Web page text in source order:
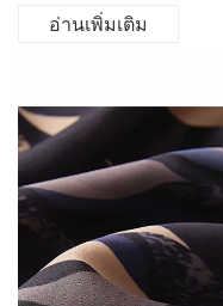
อ่านเพิ่มเติม